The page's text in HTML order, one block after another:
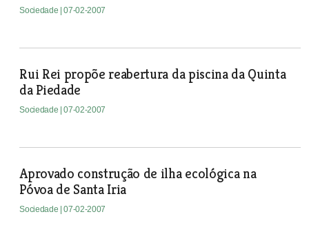
Sociedade | 07-02-2007
Rui Rei propõe reabertura da piscina da Quinta
da Piedade
Sociedade | 07-02-2007
Aprovado construção de ilha ecológica na
Póvoa de Santa Iria
Sociedade | 07-02-2007